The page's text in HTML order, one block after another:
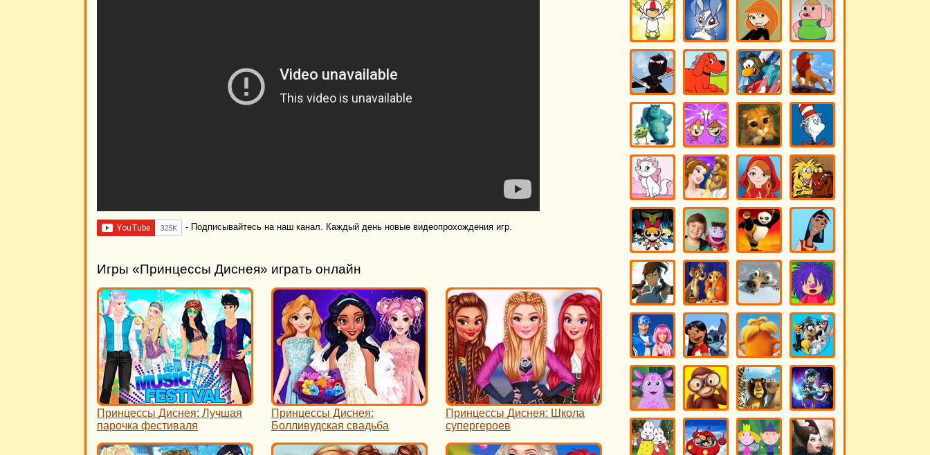
- Подписывайтесь на наш канал. Каждый день новые видеопрохождения игр.
Игры «Принцессы Диснея» играть онлайн
Принцессы Диснея: Лучшая
парочка фестиваля
Принцессы Диснея:
Болливудская свадьба
Принцессы Диснея: Школа
супергероев